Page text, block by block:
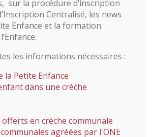
sur la procédure d’inscription
Centralisé, les news
Enfance et la formation
les informations nécessaires :
la Petite Enfance
dans une crèche
offerts en crèche communale
agréées par l'ONE